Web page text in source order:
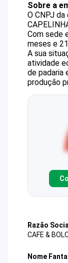
Sobre a
O CNPJ
Com sede
meses e
A sua
atividade
de padaria
produção
Razão Social
CAFE &
Nome